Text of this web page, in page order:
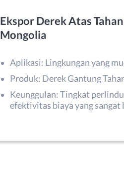
Ekspor Derek Atas
Mongolia
Aplikasi: Lingkungan yang
Produk: Derek Gantung
Keunggulan: Tingkat
efektivitas biaya yang sangat